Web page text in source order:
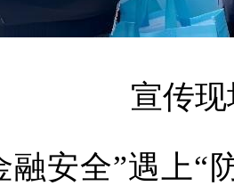
宣传
融安全”遇上“